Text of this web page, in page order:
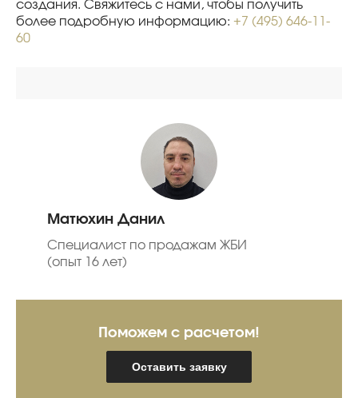
создания. Свяжитесь с нами, чтобы получить
более подробную информацию: +7 (495) 646-11-
60
Матюхин Данил
Специалист по продажам ЖБИ
(опыт 16 лет)
Поможем с расчетом!
Оставить заявку